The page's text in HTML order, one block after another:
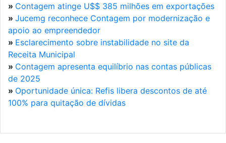
» Contagem atinge U$$ 385 milhões em exportações
» Jucemg reconhece Contagem por modernização e
apoio ao empreendedor
» Esclarecimento sobre instabilidade no site da
Receita Municipal
» Contagem apresenta equilíbrio nas contas públicas
de 2025
» Oportunidade única: Refis libera descontos de até
100% para quitação de dívidas